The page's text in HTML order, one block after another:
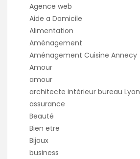
Agence web
Aide a Domicile
Alimentation
Aménagement
Aménagement Cuisine Annecy
Amour
amour
architecte intérieur bureau Lyon
assurance
Beauté
Bien etre
Bijoux
business